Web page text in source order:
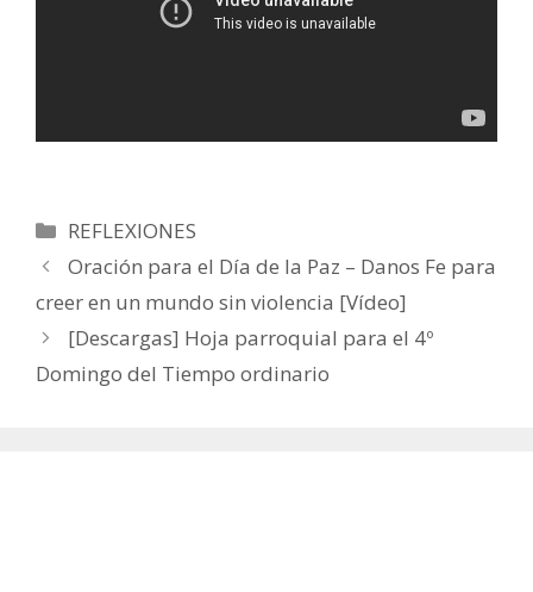
Categorías
REFLEXIONES
Oración para el Día de la Paz – Danos Fe para
creer en un mundo sin violencia [Vídeo]
[Descargas] Hoja parroquial para el 4º
Domingo del Tiempo ordinario